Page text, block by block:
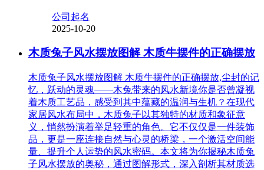
公司起名
2025-10-20
木质兔子风水摆放图解 木质牛摆件的正确摆放
木质兔子风水摆放图解 木质牛摆件的正确摆放,尘封的记
忆，跃动的灵魂——木兔带来的风水新境你是否曾凝视
着木质工艺品，感受到其中蕴藏的温润与生机？在现代
家居风水布局中，木质兔子以其独特的材质和象征意
义，悄然扮演着举足轻重的角色。它不仅仅是一件装饰
品，更是一座连接自然与心灵的桥梁，一个激活空间能
量、提升个人运势的风水密码。本文将为你揭秘木质兔
子风水摆放的奥秘，通过图解形式，深入剖析其材质选